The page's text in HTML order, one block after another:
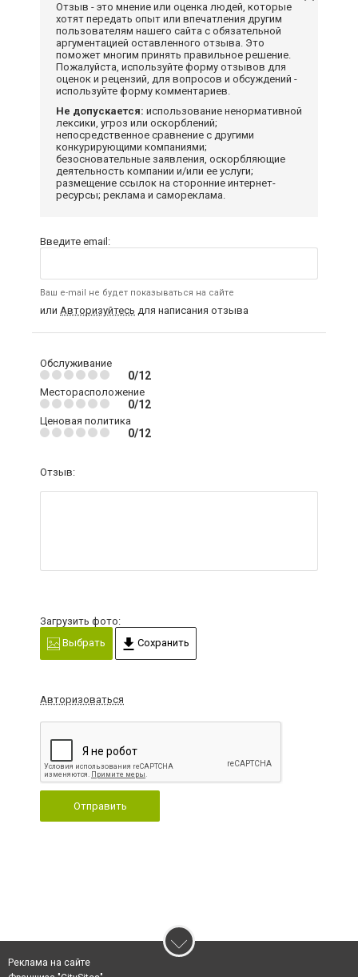
Отзыв - это мнение или оценка людей, которые
хотят передать опыт или впечатления другим
пользователям нашего сайта с обязательной
аргументацией оставленного отзыва. Это
поможет многим принять правильное решение.
Пожалуйста, используйте форму отзывов для
оценок и рецензий, для вопросов и обсуждений -
используйте форму комментариев.
Не допускается: использование ненормативной
лексики, угроз или оскорблений;
непосредственное сравнение с другими
конкурирующими компаниями;
безосновательные заявления, оскорбляющие
деятельность компании и/или ее услуги;
размещение ссылок на сторонние интернет-
ресурсы; реклама и самореклама.
Введите email:
Ваш e-mail не будет показываться на сайте
или Авторизуйтесь для написания отзыва
Обслуживание
0/12
Месторасположение
0/12
Ценовая политика
0/12
Отзыв:
Загрузить фото:
Выбрать
Сохранить
Авторизоваться
Отправить
Реклама на сайте